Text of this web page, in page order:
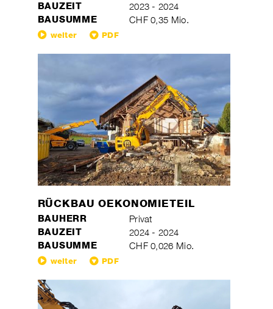
BAUZEIT 2023 - 2024
BAUSUMME CHF 0,35 Mio.
weiter PDF
RÜCKBAU OEKONOMIETEIL
BAUHERR Privat
BAUZEIT 2024 - 2024
BAUSUMME CHF 0,026 Mio.
weiter PDF